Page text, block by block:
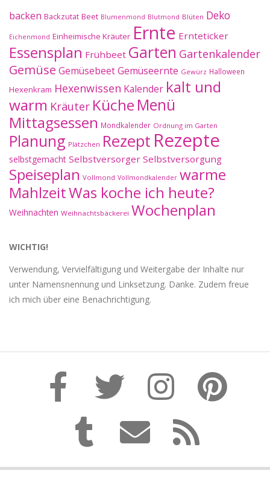
backen Backzutat Beet Blumenmond Blutmond Blüten Deko
Eichenmond Einheimische Kräuter Ernte Ernteticker
Essensplan Frühbeet Garten Gartenkalender
Gemüse GemüsebeetGemüseernte Gewürz Halloween
Hexenkram Hexenwissen Kalender kalt und
warm Kräuter Küche Menü
Mittagsessen Mondkalender Ordnung im Garten
Planung Plätzchen Rezept Rezepte
selbstgemacht Selbstversorger Selbstversorgung
Speiseplan Vollmond Vollmondkalender warme
MahlzeitWas koche ich heute?
Weihnachten Weihnachtsbäckerei Wochenplan
WICHTIG!
Verwendung, Vervielfältigung und Weitergabe der Inhalte nur
unter Namensnennung und Linksetzung. Danke. Zudem freue
ich mich über eine Benachrichtigung.